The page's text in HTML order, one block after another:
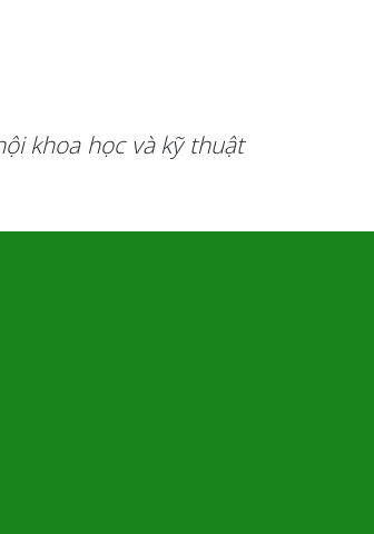
khoa học và kỹ thuật